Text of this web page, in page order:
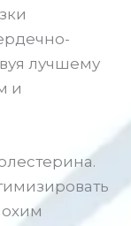
лучшему
и